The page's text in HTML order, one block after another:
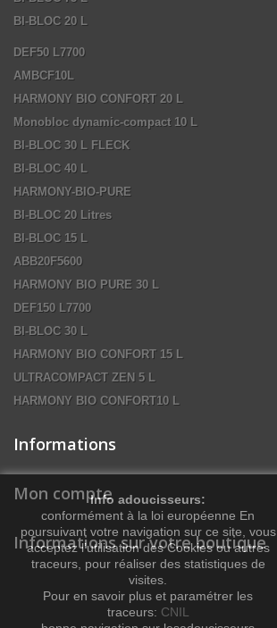
BI-BLOC 20 L
DEF50 L7700
AMBCF10L
HARMONY BIO CONFORT 20 L
Monobloc dynamic-compact 10 L
BI-BLOC 30 L FLECK
BI-BLOC 40 L
HARMONY-BIO-PURE
BI-BLOC 20 Litres
BI-BLOC 15 L
ABB20F5600
HARMONY BIO PURE 30 L
DEF150 L7700
BI-BLOC 30 L
HARMONY BIO CONFORT 15 L
ULTRACOMPACT ZEN 5 L
HARMONY BIO CONFORT10 L
Informations
Mon compte
Informations sur votre boutique
Info adoucisseurs:
conformément à la loi européenne En
poursuivant votre navigation sur ce site, vous
acceptez l’utilisation des Cookies ou autres
traceurs, pour réaliser des statistiques de
visites.
Pour en savoir plus et paramétrer les
traceurs: CNIL